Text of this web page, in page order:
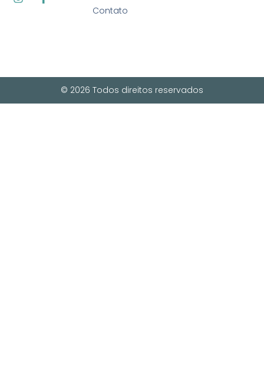
Contato
© 2026 Todos direitos reservados